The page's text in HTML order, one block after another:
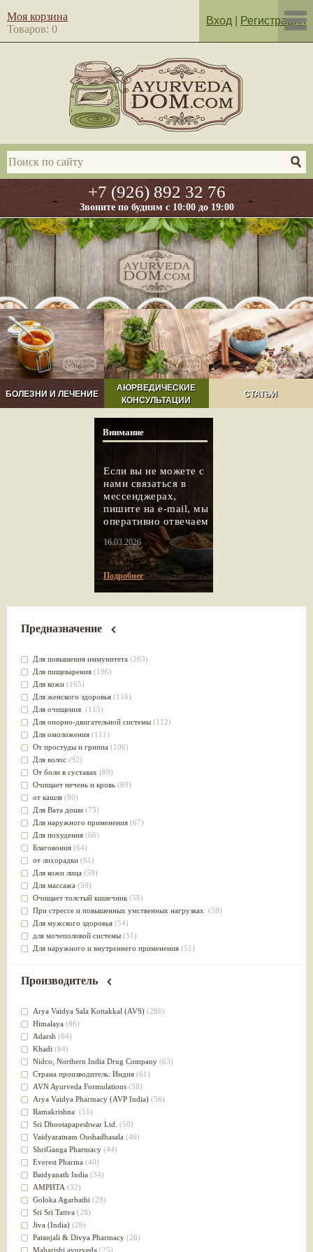
+7 (926) 892 32 76
Звоните по будням с 10:00 до 19:00
Моя корзина
Товаров: 0
Вход Регистрация
БОЛЕЗНИ И ЛЕЧЕНИЕ
АЮРВЕДИЧЕСКИЕ
КОНСУЛЬТАЦИИ
СТАТЬИ
Внимание
Если вы не можете с
нами связаться в
мессенджерах,
пишите на e-mail, мы
оперативно отвечаем
16.03.2026
Подробнее
Предназначение
Для повышения иммунитета (203)
Для пищеварения (196)
Для кожи (165)
Для женского здоровья (116)
Для очищения (115)
Для опорно-двигательной системы (112)
Для омоложения (111)
От простуды и гриппа (106)
Для волос (92)
От боли в суставах (89)
Очищает печень и кровь (89)
от кашля (80)
Для Вата доши (75)
Для наружного применения (67)
Для похудения (66)
Благовония (64)
от лихорадки (61)
Для кожи лица (59)
Для массажа (58)
Очищает толстый кишечник(58)
При стрессе и повышенных умственных нагрузках (58)
Для мужского здоровья (54)
для мочеполовой системы (51)
Для наружного и внутреннего применения (51)
Для стабилизации деятельности ЦНС
Лечит опухоли и отеки(46)
Для медитации
выводит токсины
Для здоровья печени
Для тела(39)
для очищения крови(38)
При диабете(38)
Антиоксидант(37)
Для Капха(Кафа) доши
От паразитов(37)
При расстройстве желудка (36)
Успокоительное(36)
Для глаз(34)
от геморроя(34)
Противовоспалительное
Для Питта доши(32)
Для сердца(32)
Для сосудов головного мозга
Для полости рта(32)
Дефицит железа(31)
Производитель
Arya Vaidya Sala Kottakkal (AVS) (286)
Himalaya (86)
Adarsh (64)
Khadi (64)
Nidсo, Northern India Drug Company (63)
Страна производитель: Индия (61)
AVN Ayurveda Formulations (58)
Arya Vaidya Pharmacy (AVP India) (56)
Ramakrishna (51)
Sri Dhootapapeshwar Ltd. (50)
Vaidyaratnam Oushadhasala (46)
ShriGanga Pharmacy (44)
Everest Pharma (40)
Baidyanath India (34)
АМРИТА (32)
Goloka Agarbathi (29)
Sri Sri Tattva (28)
Jiva (India) (26)
Patanjali & Divya Pharmacy (26)
Maharishi ayurveda (25)